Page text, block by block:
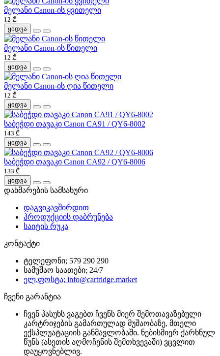
მელანი Canon-ის ყვითელი
12 ₾
ყიდვა
მელანი Canon-ის წითელი
12 ₾
ყიდვა
მელანი Canon-ის ღია წითელი
12 ₾
ყიდვა
საბეჭდი თავაკი Canon CA91 / QY6-8002
143 ₾
ყიდვა
საბეჭდი თავაკი Canon CA92 / QY6-8006
133 ₾
ყიდვა
დახმარების სამსახური
დაგვიკავშირდით
პროდუქციის დაბრუნება
საიტის რუკა
კონტაქტი
ტელეფონი; 579 290 290
სამუშაო საათები; 24/7
ელ.ფოსტა; info@cartridge.market
ჩვენი გარანტია
ჩვენ პასუხს ვაგებთ ჩვენს მიერ შემოთავაზებული
კარტრიჯების გამართულად მუშაობაზე, მთელი
ექსპლუატაციის განმავლობაში. ნებისმიერ ქარხნულ
წუნს (ასეთის აღმოჩენის შემთხვევაში) ვცვლით
დაუყოვნებლივ.